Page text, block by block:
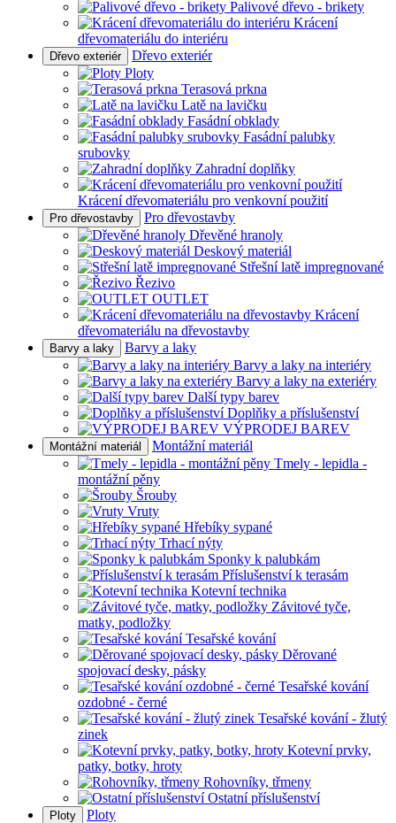
Palivové dřevo - brikety
Krácení
dřevomateriálu do interiéru
Dřevo exteriér
Dřevo exteriér
Ploty
Terasová prkna
Latě na lavičku
Fasádní obklady
Fasádní palubky
srubovky
Zahradní doplňky
Krácení dřevomateriálu pro venkovní použití
Pro dřevostavby
Pro dřevostavby
Dřevěné hranoly
Deskový materiál
Střešní latě impregnované
Řezivo
OUTLET
Krácení
dřevomateriálu na dřevostavby
Barvy a laky
Barvy a laky
Barvy a laky na interiéry
Barvy a laky na exteriéry
Další typy barev
Doplňky a příslušenství
VÝPRODEJ BAREV
Montážní materiál
Montážní materiál
Tmely - lepidla -
montážní pěny
Šrouby
Vruty
Hřebíky sypané
Trhací nýty
Sponky k palubkám
Příslušenství k terasám
Kotevní technika
Závitové tyče,
matky, podložky
Tesařské kování
Děrované
spojovací desky, pásky
Tesařské kování
ozdobné - černé
Tesařské kování - žlutý
zinek
Kotevní prvky,
patky, botky, hroty
Rohovníky, třmeny
Ostatní příslušenství
Ploty
Ploty